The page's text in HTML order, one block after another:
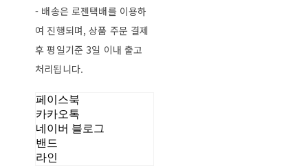
- 배송은 로젠택배를 이용하
여 진행되며, 상품 주문 결제
후 평일기준 3일 이내 출고
처리됩니다.
페이스북
카카오톡
네이버 블로그
밴드
라인